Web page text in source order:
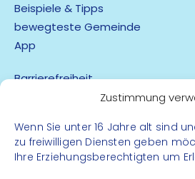
Zustimmung
Wenn Sie unter 16 Jahre alt sind
zu freiwilligen Diensten geben
Ihre Erziehungsberechtigten um
Beispiele & Tipps
bewegteste Gemeinde
App
Barrierefreiheit
Kontakt